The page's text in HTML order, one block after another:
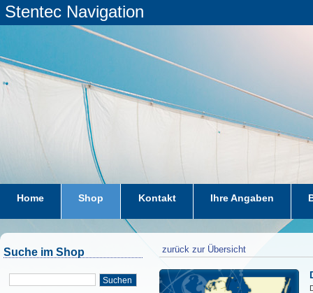
Stentec Navigation
Home Shop Kontakt Ihre Angaben
Suche im Shop
Suchen
zurück zur Übersicht